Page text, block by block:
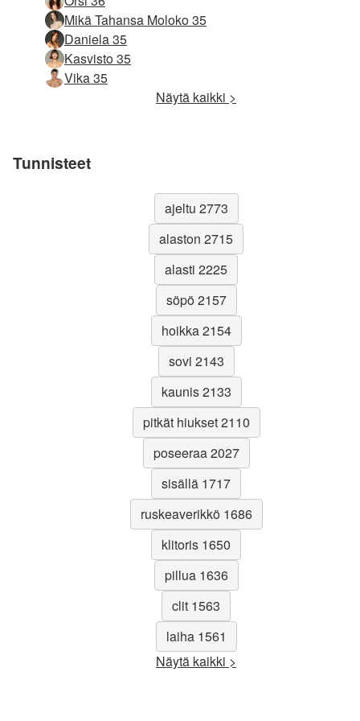
Mikä Tahansa Moloko 35
Daniela 35
Kasvisto 35
Vika 35
Näytä kaikki >
Tunnisteet
ajeltu 2773
alaston 2715
alasti 2225
söpö 2157
hoikka 2154
sovi 2143
kaunis 2133
pitkät hiukset 2110
poseeraa 2027
sisällä 1717
ruskeaverikkö 1686
klitoris 1650
pillua 1636
clit 1563
laiha 1561
Näytä kaikki >